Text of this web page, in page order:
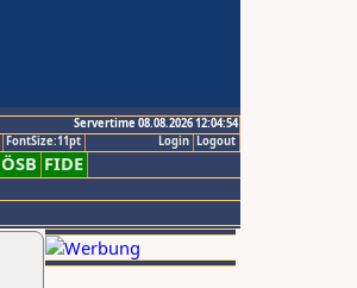
Servertime 08.08.2026 12:04:54
Logout
Login
FontSize:11pt
ÖSB FIDE